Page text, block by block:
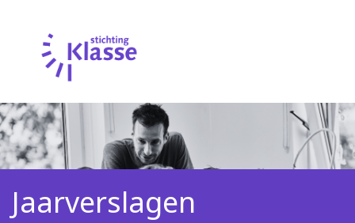
Jaarverslagen